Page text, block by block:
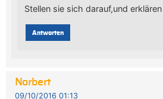
Stellen sie sich darauf,und
Antworten
Norbert
09/10/2016 01:13